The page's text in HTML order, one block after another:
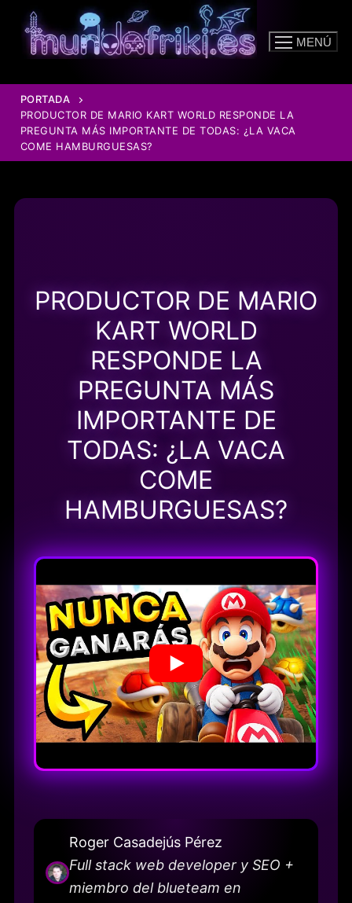
contenido
MENÚ
PORTADA
PRODUCTOR DE MARIO KART WORLD RESPONDE LA
PREGUNTA MÁS IMPORTANTE DE TODAS: ¿LA VACA
COME HAMBURGUESAS?
PRODUCTOR DE MARIO
KART WORLD
RESPONDE LA
PREGUNTA MÁS
IMPORTANTE DE
TODAS: ¿LA VACA
COME
HAMBURGUESAS?
Roger Casadejús Pérez
Full stack web developer y SEO +
miembro del blueteam en